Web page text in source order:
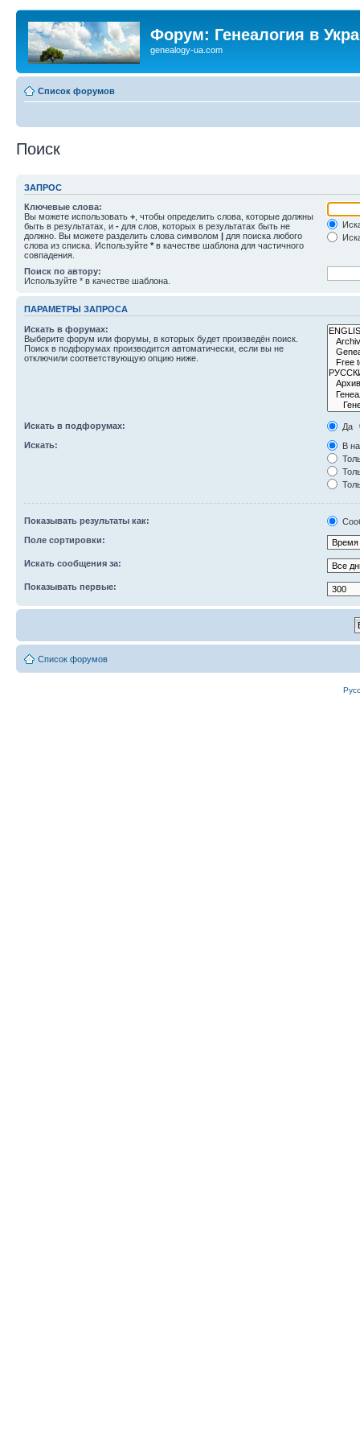
Форум: Генеалогия в
genealogy-ua.com
Список форумов
Поиск
ЗАПРОС
Ключевые слова:
Вы можете использовать + , чтобы определить слова, которые должны
быть в результатах, и - для слов, которых в результатах быть не
должно. Вы можете разделить слова символом | для поиска любого
слова из списка. Используйте * в качестве шаблона для частичного
совпадения.
Поиск по автору:
Используйте * в качестве шаблона.
ПАРАМЕТРЫ ЗАПРОСА
Искать в форумах:
Выберите форум или форумы, в которых будет произведён поиск.
Поиск в подфорумах производится автоматически, если вы не
отключили соответствующую опцию ниже.
Искать в подфорумах:
Да
Искать:
В
Показывать результаты как:
Поле сортировки:
Искать сообщения за:
Показывать первые:
Список форумов